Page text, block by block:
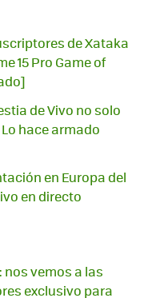
de Xataka
15 Pro Game of
de Vivo no solo
hace armado
en Europa del
en directo
vemos a las
exclusivo para